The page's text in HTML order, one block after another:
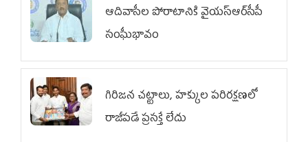
ఆదివాసీల పోరాటానికి వైయ‌స్ఆర్‌సీపీ
సంఘీభావం
గిరిజన చట్టాలు, హక్కుల పరిరక్షణలో
రాజీపడే ప్రసక్తే లేదు